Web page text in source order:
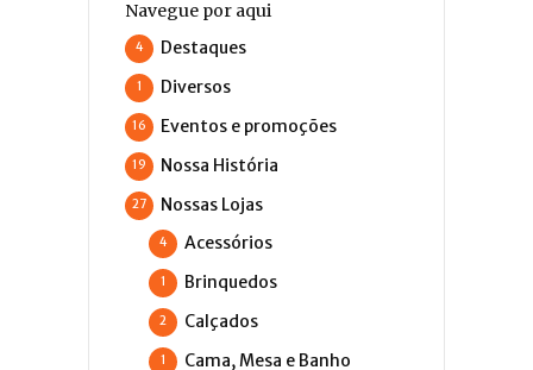
Navegue por aqui
Destaques
4
Diversos
1
Eventos e promoções
16
Nossa História
19
Nossas Lojas
27
Acessórios
4
Brinquedos
1
Calçados
2
Cama, Mesa e Banho
1